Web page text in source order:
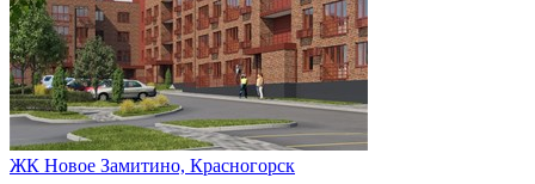
ЖК Новое Замитино, Красногорск